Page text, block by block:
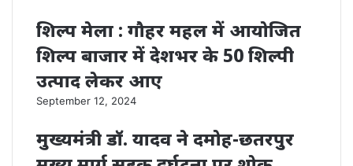
शिल्प मेला : गौहर महल में आयोजित
शिल्प बाजार में देशभर के 50 शिल्पी
उत्पाद लेकर आए
September 12, 2024
मुख्यमंत्री डॉ. यादव ने दमोह-छतरपुर